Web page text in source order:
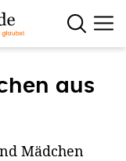
aus
Mädchen